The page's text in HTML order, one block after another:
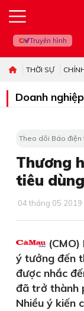
Truyền hình
THỜI SỰ
Doanh
Theo dõi Báo điện
Thương
tiêu
04 tháng 05 2019
ý tưởng đến
được nhắc
đã trở thành
Nhiều ý kiến